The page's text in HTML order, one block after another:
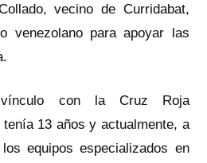
vecino de Curridabat,
venezolano para apoyar las
con la Cruz Roja
13 años y actualmente, a
equipos especializados en